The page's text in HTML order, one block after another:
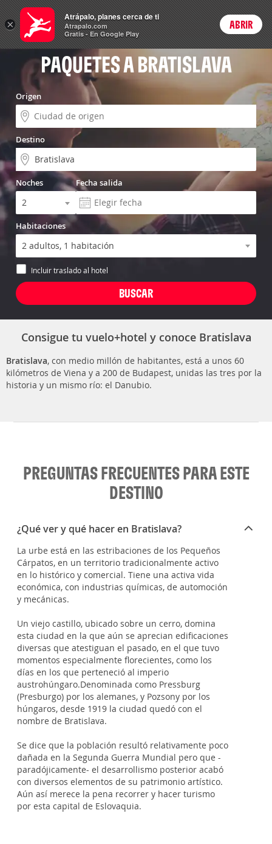
Menú Login
PAQUETES A BRATISLAVA
Origen
Destino
Noches Fecha salida
Habitaciones
Incluir traslado al hotel
Consigue tu vuelo+hotel y conoce Bratislava
Bratislava, con medio millón de habitantes, está a unos 60
kilómetros de Viena y a 200 de Budapest, unidas las tres por la
historia y un mismo río: el Danubio.
PREGUNTAS FRECUENTES PARA ESTE
DESTINO
¿Qué ver y qué hacer en Bratislava?
La urbe está en las estribaciones de los Pequeños
Cárpatos, en un territorio tradicionalmente activo
en lo histórico y comercial. Tiene una activa vida
económica, con industrias químicas, de automoción
y mecánicas.
Un viejo castillo, ubicado sobre un cerro, domina
esta ciudad en la que aún se aprecian edificaciones
diversas que atestiguan el pasado, en el que tuvo
momentos especialmente florecientes, como los
días en los que perteneció al imperio
austrohúngaro.Denominada como Pressburg
(Presburgo) por los alemanes, y Pozsony por los
húngaros, desde 1919 la ciudad quedó con el
nombre de Bratislava.
Se dice que la población resultó relativamente poco
dañada en la Segunda Guerra Mundial pero que -
paradójicamente- el desarrollismo posterior acabó
con diversos elementos de su patrimonio artístico.
Aún así merece la pena recorrer y hacer turismo
por esta capital de Eslovaquia.
×
Atrápalo, planes cerca de ti
Atrapalo.com
Gratis - En Google Play
ABRIR